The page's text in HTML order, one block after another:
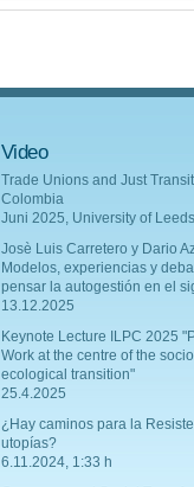
Video
Trade Unions and Just
Colombia
Juni 2025, University of Leeds
Josè Luis Carretero y Dario
Modelos, experiencias y
pensar la autogestión en el
13.12.2025
Keynote Lecture ILPC 2025
Work at the centre of the
ecological transition"
25.4.2025
¿Hay caminos para la
utopías?
6.11.2024, 1:33 h